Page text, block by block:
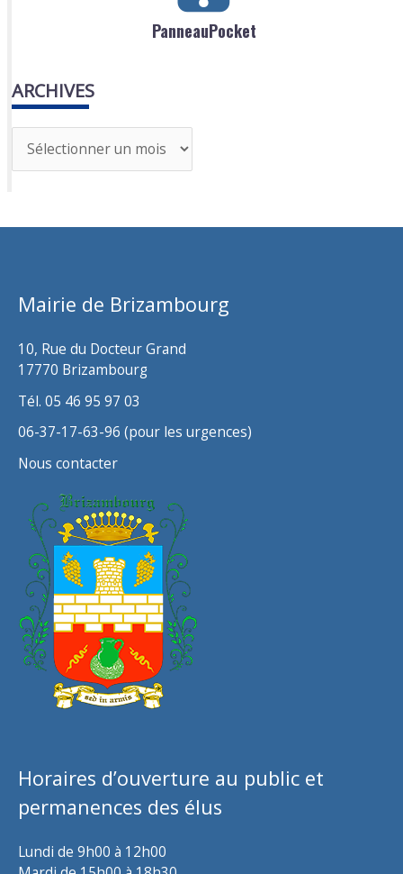
PanneauPocket
ARCHIVES
r
h
Mairie de Brizambourg
10, Rue du Docteur Grand
17770 Brizambourg
Tél. 05 46 95 97 03
06-37-17-63-96 (pour les urgences)
Nous contacter
Horaires d’ouverture au public et
permanences des élus
Lundi de 9h00 à 12h00